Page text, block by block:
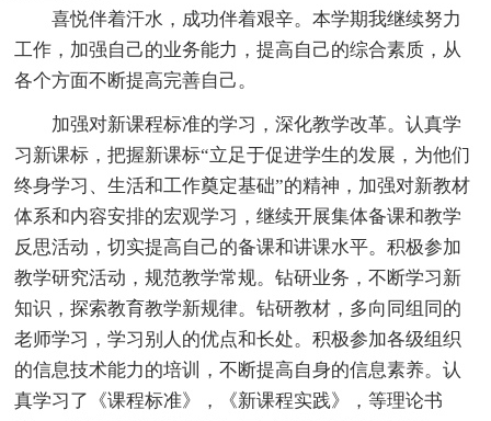
喜悦伴着汗水，成功伴着艰辛。本学期我继续努力
工作，加强自己的业务能力，提高自己的综合素质，从
各个方面不断提高完善自己。
加强对新课程标准的学习，深化教学改革。认真学
习新课标，把握新课标“立足于促进学生的发展，为他们
终身学习、生活和工作奠定基础”的精神，加强对新教材
体系和内容安排的宏观学习，继续开展集体备课和教学
反思活动，切实提高自己的备课和讲课水平。积极参加
教学研究活动，规范教学常规。钻研业务，不断学习新
知识，探索教育教学新规律。钻研教材，多向同组同的
老师学习，学习别人的优点和长处。积极参加各级组织
的信息技术能力的培训，不断提高自身的信息素养。认
真学习了《课程标准》，《新课程实践》，等理论书